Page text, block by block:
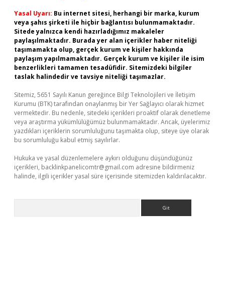
Yasal Uyarı: Bu internet sitesi, herhangi bir marka, kurum
veya şahıs şirketi ile hiçbir bağlantısı bulunmamaktadır.
Sitede yalnızca kendi hazırladığımız makaleler
paylaşılmaktadır. Burada yer alan içerikler haber niteliği
taşımamakta olup, gerçek kurum ve kişiler hakkında
paylaşım yapılmamaktadır. Gerçek kurum ve kişiler ile isim
benzerlikleri tamamen tesadüfidir. Sitemizdeki bilgiler
taslak halindedir ve tavsiye niteliği taşımazlar.
Sitemiz, 5651 Sayılı Kanun gereğince Bilgi Teknolojileri ve İletişim
Kurumu (BTK) tarafından onaylanmış bir Yer Sağlayıcı olarak hizmet
vermektedir. Bu nedenle, sitedeki içerikleri proaktif olarak denetleme
veya araştırma yükümlülüğümüz bulunmamaktadır. Ancak, üyelerimiz
yazdıkları içeriklerin sorumluluğunu taşımakta olup, siteye üye olarak
bu sorumluluğu kabul etmiş sayılırlar.
Hukuka ve yasal düzenlemelere aykırı olduğunu düşündüğünüz
içerikleri, backlinkpanelicomtr@gmail.com adresine bildirmeniz
halinde, ilgili içerikler yasal süre içerisinde sitemizden kaldırılacaktır.